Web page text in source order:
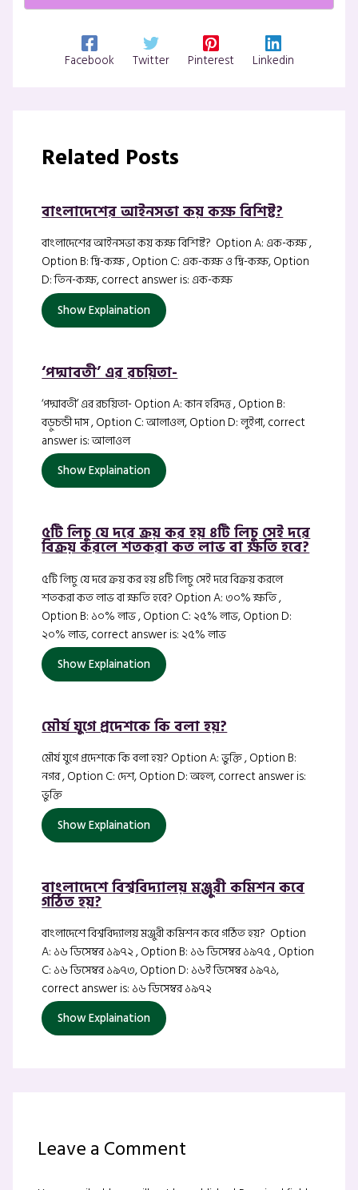
Facebook Twitter Pinterest Linkedin
Related Posts
বাংলাদেশের আইনসভা কয় কক্ষ বিশিষ্ট?
বাংলাদেশের আইনসভা কয় কক্ষ বিশিষ্ট? Option A: এক-কক্ষ ,
Option B: দ্বি-কক্ষ , Option C: এক-কক্ষ ও দ্বি-কক্ষ, Option
D: তিন-কক্ষ, correct answer is: এক-কক্ষ
Show Explaination
‘পদ্মাবতী’ এর রচয়িতা-
‘পদ্মাবতী’ এর রচয়িতা- Option A: কান হরিদত্ত , Option B:
বড়ুচন্ডী দাস , Option C: আলাওল, Option D: লুইপা, correct
answer is: আলাওল
Show Explaination
৫টি লিচু যে দরে ক্রয় কর হয় ৪টি লিচু সেই দরে
বিক্রয় করলে শতকরা কত লাভ বা ক্ষতি হবে?
৫টি লিচু যে দরে ক্রয় কর হয় ৪টি লিচু সেই দরে বিক্রয় করলে
শতকরা কত লাভ বা ক্ষতি হবে? Option A: ৩০% ক্ষতি ,
Option B: ১০% লাভ , Option C: ২৫% লাভ, Option D:
২০% লাভ, correct answer is: ২৫% লাভ
Show Explaination
মৌর্য যুগে প্রদেশকে কি বলা হয়?
মৌর্য যুগে প্রদেশকে কি বলা হয়? Option A: ভুক্তি , Option B:
নগর , Option C: দেশ, Option D: অহল, correct answer is:
ভুক্তি
Show Explaination
বাংলাদেশে বিশ্ববিদ্যালয় মঞ্জুরী কমিশন কবে
গঠিত হয়?
বাংলাদেশে বিশ্ববিদ্যালয় মঞ্জুরী কমিশন কবে গঠিত হয়? Option
A: ১৬ ডিসেম্বর ১৯৭২ , Option B: ১৬ ডিসেম্বর ১৯৭৫ , Option
C: ১৬ ডিসেম্বর ১৯৭৩, Option D: ১৬ই ডিসেম্বর ১৯৭১,
correct answer is: ১৬ ডিসেম্বর ১৯৭২
Show Explaination
Leave a Comment